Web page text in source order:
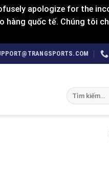
apologize for the
hàng quốc tế. Chúng tôi
Tìm
kiếm: